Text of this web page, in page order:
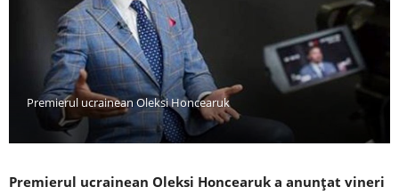
Premierul ucrainean Oleksi Honcearuk
Premierul ucrainean Oleksi Honcearuk a anunţat vineri